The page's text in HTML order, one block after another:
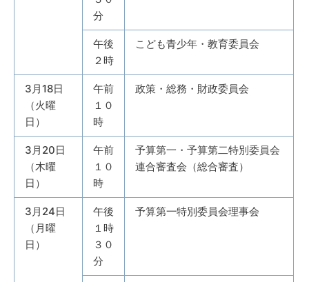
分
午後
２時
こども青少年・教育委員会
3月18日
（火曜
日）
午前
１０
時
政策・総務・財政委員会
3月20日
（木曜
日）
午前
１０
時
予算第一・予算第二特別委員会
連合審査会（総合審査）
3月24日
（月曜
日）
午後
１時
３０
分
予算第一特別委員会理事会